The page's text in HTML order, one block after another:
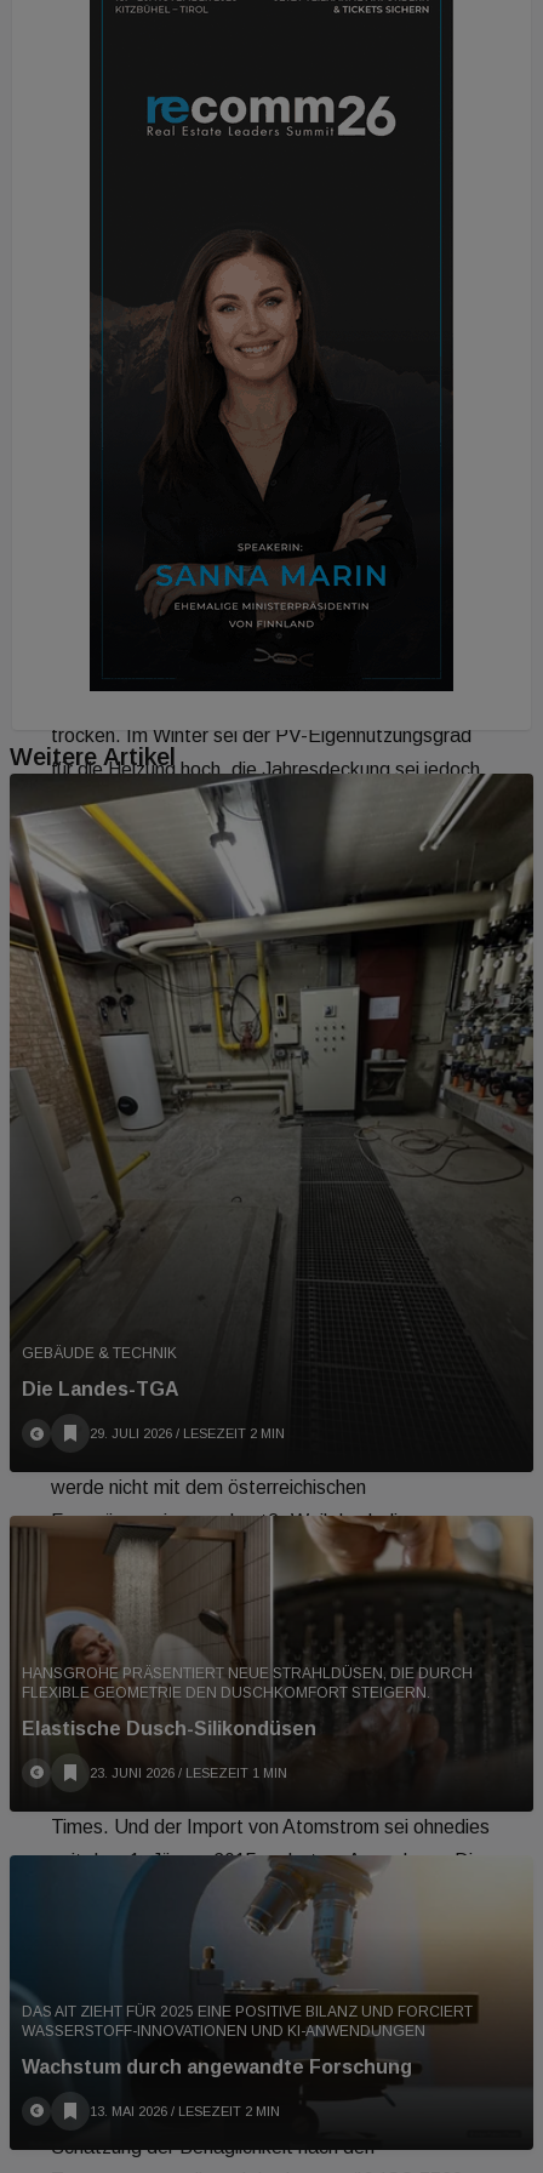
den FW-Anschluss gibt es anscheinend kein Ende.
normengerechter Dämmung der Verteilleitungen
signifikante Verluste“ gebe, was aus den
Aufnahmen einer Wärmebildkamera deutlich
ersichtlich ist. Beim Vergleich der Primärenergie
schneidet der FW-Anschluss hervorragend ab, weil
er gerade einmal rund fünf kWhPE/ m²/a aus „nicht
erneuerbaren und nuklearen“ Quellen bezieht, das
IR-Haus mehr als 50 und das PV-IR-Haus mehr als
40. Dementsprechend sehen auch die Emissionen
-Äquivalenten aus: 50 g/kWh für das FW-
Haus, an die 400 g/kWh für das IR-Haus und etwas
mehr als 300 g/kWh für das PV-IR-Haus. „Nicht
erneuerbarer Primärenergiebedarf und
Treibhausgas-Emissionen bei IR-Heizung markant
trocken. Im Winter sei der PV-Eigennutzungsgrad
für die Heizung hoch, die Jahresdeckung sei jedoch
gering, heißt es weiter.
Stromschlag
Schließlich halten die AEE-Autoren fest, dass die
Nutzerzufriedenheit wegen ungleicher
Wärmeverteilung im Wohn-Ess-Bereich bei der
Infrarotheizung abgenommen habe. Dazu hat der
von Building Times befragte Günther Hraby einiges
zu sagen. Seine Firma easyTherm hat die IR-
Paneele geliefert, und er ist gleichzeitig Obmann
der IG Infrarot Austria: „Wiederholt und vielerorts
werden die Ergebnisse der genau zur Überwachung
der Stromzusammensetzung ins Leben gerufenen
amtlichen Behörde E-Control ignoriert und die
Zusammensetzung des Stroms wird nach den
Daten der ENTSE-O betreffend des
Grenzüberganges gerechnet. Damit wird der Strom
kaputt gemacht“, kritisiert er.
Dann stellt Hraby gleich eine weitere Frage: Warum
werde nicht mit dem österreichischen
Fernwärmemix gerechnet? „Weil durch die
Leitungen klar ist, woher die Wärme kommt. Beim
Strom ist es aber auch klar, weil es Begleitpapiere
zu den Elektronen (Ursprungszertifikate) gibt. Wenn
ich Ökostrom kaufe, bekomme ich auch Ökostrom.“
Der Strommix des Exportlandes werde
hineingerechnet, auch der „schmutzige Strom“, der
aus Deutschland durch Österreich nach Italien
geliefert werde, ergänzt Hraby gegenüber Building
Times. Und der Import von Atomstrom sei ohnedies
seit dem 1. Jänner 2015 verboten. Anmerkung: Die
Energie Steiermark weist auf ihren Rechnungen
„100 Prozent Ökostrom“ aus – und Kaindorf liegt
auch in der Steiermark.
Auch zur Messung der Behaglichkeit hat der
Infrarot-Lobbyist Hraby Einwände:
„Gedacht und geplant war eine ganzjährige
Schätzung der Behaglichkeit nach den
Weitere Artikel
GEBÄUDE & TECHNIK
Die Landes-TGA
29. JULI 2026 / LESEZEIT 2 MIN
HANSGROHE PRÄSENTIERT NEUE STRAHLDÜSEN, DIE DURCH
FLEXIBLE GEOMETRIE DEN DUSCHKOMFORT STEIGERN.
Elastische Dusch-Silikondüsen
23. JUNI 2026 / LESEZEIT 1 MIN
DAS AIT ZIEHT FÜR 2025 EINE POSITIVE BILANZ UND FORCIERT
WASSERSTOFF-INNOVATIONEN UND KI-ANWENDUNGEN
Wachstum durch angewandte Forschung
13. MAI 2026 / LESEZEIT 2 MIN